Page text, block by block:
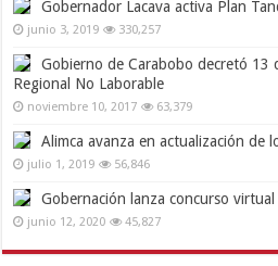
Gobernador Lacava activa Plan
junio 3, 2019 330,257
Gobierno de Carabobo decretó 13
Regional No Laborable
noviembre 10, 2017 63,379
Alimca avanza en actualización de
julio 1, 2019 56,846
Gobernación lanza concurso
junio 12, 2020 45,827